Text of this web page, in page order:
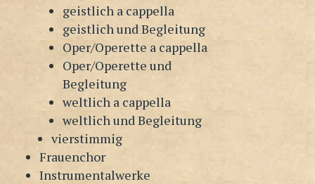
geistlich a cappella
geistlich und Begleitung
Oper/Operette a cappella
Oper/Operette und
Begleitung
weltlich a cappella
weltlich und Begleitung
vierstimmig
Frauenchor
Instrumentalwerke